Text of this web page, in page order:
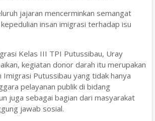
jajaran mencerminkan semangat
insan imigrasi terhadap isu
Kelas III TPI Putussibau, Uray
kegiatan donor darah itu merupakan
Putussibau yang tidak hanya
pelayanan publik di bidang
juga sebagai bagian dari masyarakat
jawab sosial.